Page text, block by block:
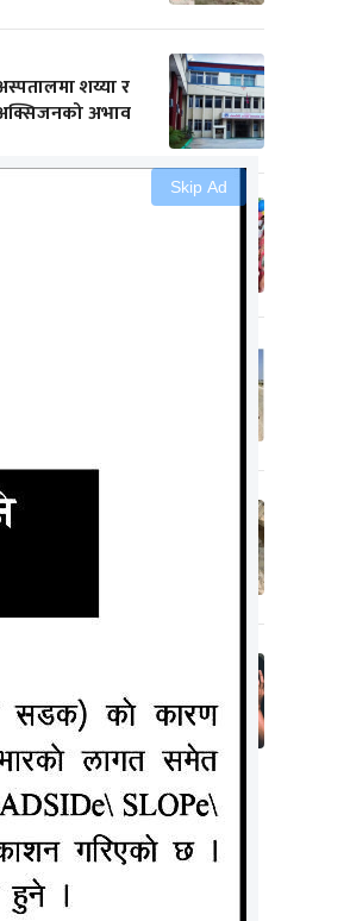
Skip Ad
शय्या र
अभाव
खेत
क्रममा ट्याक्टर
नभएपछि देवरसँग सुत्न
दिन्थे श्रीमान्,
एकदिन अचानक….